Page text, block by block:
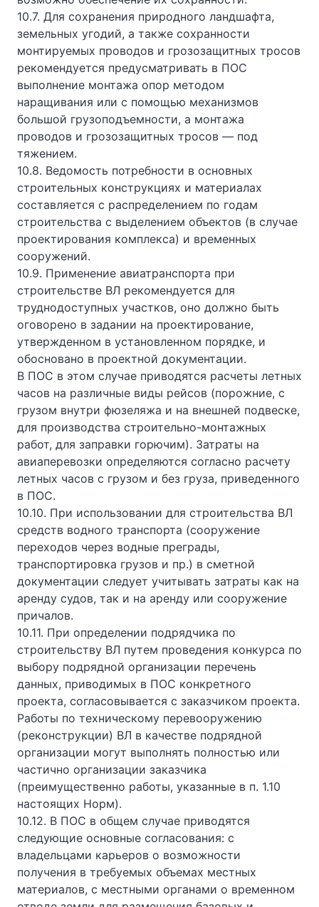
10.7. Для сохранения природного ландшафта,
земельных угодий, а также сохранности
монтируемых проводов и грозозащитных тросов
рекомендуется предусматривать в ПОС
выполнение монтажа опор методом
наращивания или с помощью механизмов
большой грузоподъемности, а монтажа
проводов и грозозащитных тросов — под
тяжением.
10.8. Ведомость потребности в основных
строительных конструкциях и материалах
составляется с распределением по годам
строительства с выделением объектов (в случае
проектирования комплекса) и временных
сооружений.
10.9. Применение авиатранспорта при
строительстве ВЛ рекомендуется для
труднодоступных участков, оно должно быть
оговорено в задании на проектирование,
утвержденном в установленном порядке, и
обосновано в проектной документации.
В ПОС в этом случае приводятся расчеты летных
часов на различные виды рейсов (порожние, с
грузом внутри фюзеляжа и на внешней подвеске,
для производства строительно-монтажных
работ, для заправки горючим). Затраты на
авиаперевозки определяются согласно расчету
летных часов с грузом и без груза, приведенного
в ПОС.
10.10. При использовании для строительства ВЛ
средств водного транспорта (сооружение
переходов через водные преграды,
транспортировка грузов и пр.) в сметной
документации следует учитывать затраты как на
аренду судов, так и на аренду или сооружение
причалов.
10.11. При определении подрядчика по
строительству ВЛ путем проведения конкурса по
выбору подрядной организации перечень
данных, приводимых в ПОС конкретного
проекта, согласовывается с заказчиком проекта.
Работы по техническому перевооружению
(реконструкции) ВЛ в качестве подрядной
организации могут выполнять полностью или
частично организации заказчика
(преимущественно работы, указанные в п. 1.10
настоящих Норм).
10.12. В ПОС в общем случае приводятся
следующие основные согласования: с
владельцами карьеров о возможности
получения в требуемых объемах местных
материалов, с местными органами о временном